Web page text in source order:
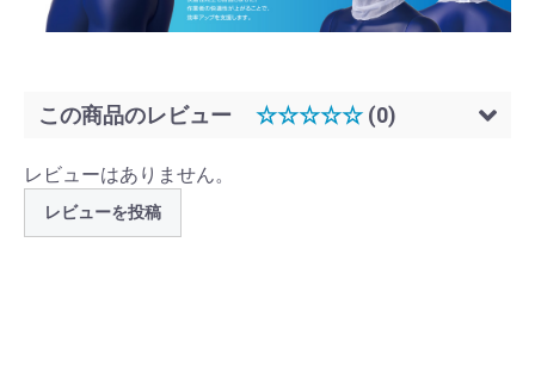
この商品のレビュー ☆☆☆☆☆ (0)
レビューはありません。
レビューを投稿